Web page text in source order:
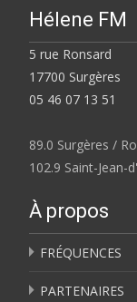
Hélene FM
5 rue Ronsard
17700 Surgères
05 46 07 13 51
89.0 Surgères /
102.9 Saint-Jean-
À propos
FRÉQUENCES
PARTENAIRES